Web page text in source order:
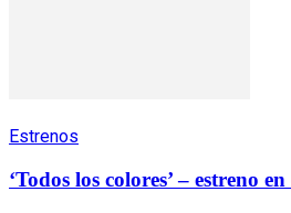
Estrenos
‘Todos los colores’ – estreno